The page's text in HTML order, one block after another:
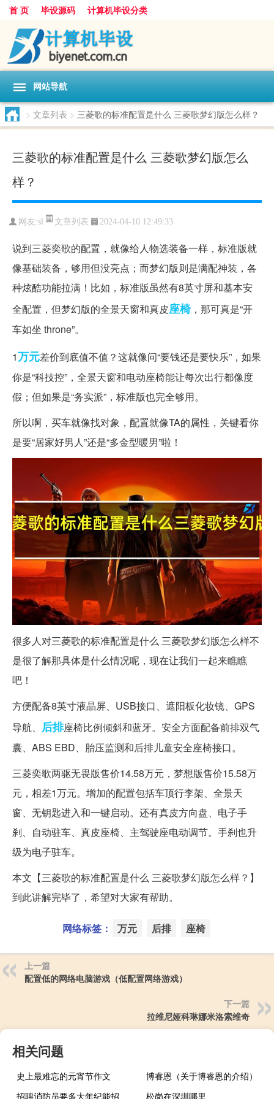
首 页 毕设源码 计算机毕设分类
网站导航
> 文章列表 > 三菱歌的标准配置是什么 三菱歌梦幻版怎么样？
三菱歌的标准配置是什么 三菱歌梦幻版怎么
样？
网友:sl 文章列表 2024-04-10 12:49:33
说到三菱奕歌的配置，就像给人物选装备一样，标准版就
像基础装备，够用但没亮点；而梦幻版则是满配神装，各
种炫酷功能拉满！比如，标准版虽然有8英寸屏和基本安
全配置，但梦幻版的全景天窗和真皮座椅，那可真是“开
车如坐 throne”。
1万元差价到底值不值？这就像问“要钱还是要快乐”，如果
你是“科技控”，全景天窗和电动座椅能让每次出行都像度
假；但如果是“务实派”，标准版也完全够用。
所以啊，买车就像找对象，配置就像TA的属性，关键看你
是要“居家好男人”还是“多金型暖男”啦！
很多人对三菱歌的标准配置是什么 三菱歌梦幻版怎么样不
是很了解那具体是什么情况呢，现在让我们一起来瞧瞧
吧！
方便配备8英寸液晶屏、USB接口、遮阳板化妆镜、GPS
导航、 后排座椅比例倾斜和蓝牙。安全方面配备前排双气
囊、ABS EBD、胎压监测和后排儿童安全座椅接口。
三菱奕歌两驱无畏版售价14.58万元，梦想版售价15.58万
元，相差1万元。增加的配置包括车顶行李架、全景天
窗、无钥匙进入和一键启动。还有真皮方向盘、电子手
刹、自动驻车、真皮座椅、主驾驶座电动调节。手刹也升
级为电子驻车。
本文【三菱歌的标准配置是什么 三菱歌梦幻版怎么样？】
到此讲解完毕了，希望对大家有帮助。
网络标签： 万元 后排 座椅
上一篇
配置低的网络电脑游戏（低配置网络游戏）
下一篇
拉维尼娅科琳娜米洛索维奇
相关问题
史上最难忘的元宵节作文
博睿恩（关于博睿恩的介绍）
招聘消防员要多大年纪能招
松岗在深圳哪里